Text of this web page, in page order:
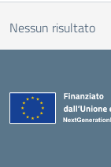
Nessun risultato